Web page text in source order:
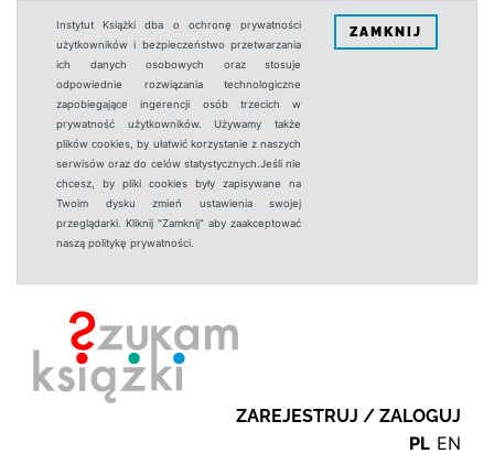
Instytut Książki dba o ochronę prywatności
użytkowników i bezpieczeństwo przetwarzania
ich danych osobowych oraz stosuje
odpowiednie rozwiązania technologiczne
zapobiegające ingerencji osób trzecich w
prywatność użytkowników. Używamy także
plików cookies, by ułatwić korzystanie z naszych
serwisów oraz do celów statystycznych.Jeśli nie
chcesz, by pliki cookies były zapisywane na
Twoim dysku zmień ustawienia swojej
przeglądarki. Kliknij "Zamknij" aby zaakceptować
naszą politykę prywatności.
ZAMKNIJ
ZAREJESTRUJ / ZALOGUJ
PL EN